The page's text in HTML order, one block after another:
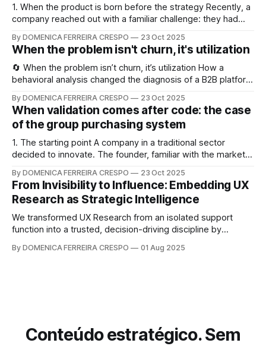
1. When the product is born before the strategy Recently, a
company reached out with a familiar challenge: they had
evolve it. It was a young product with a handful of users and
plenty of potential — but no clear
By DOMENICA FERREIRA CRESPO 23 Oct 2025
When the problem isn't churn, it's utilization
🔄 When the problem isn’t churn, it’s utilization How a
behavioral analysis changed the diagnosis of a B2B platform
approached my consultancy believing they were losing
many clients. The message was direct: “Customers are
canceling because they can’
By DOMENICA FERREIRA CRESPO 23 Oct 2025
When validation comes after code: the case
of the group purchasing system
1. The starting point A company in a traditional sector
decided to innovate. The founder, familiar with the market,
and buyers struggling to find good purchasing
opportunities. The idea seemed logical. So, a group
purchasing system concept was born — a B2B platform
By DOMENICA FERREIRA CRESPO 23 Oct 2025
From Invisibility to Influence: Embedding UX
Research as Strategic Intelligence
We transformed UX Research from an isolated support
function into a trusted, decision-driving discipline by
time relevance across product and design. The work
By DOMENICA FERREIRA CRESPO 01 Aug 2025
Conteúdo estratégico. Sem